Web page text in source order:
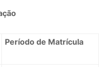
Período de Matrícula